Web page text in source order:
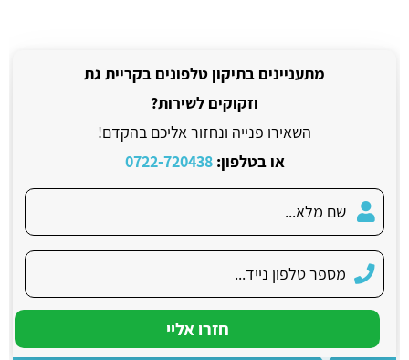
מתעניינים בתיקון טלפונים בקריית גת
וזקוקים לשירות?
השאירו פנייה ונחזור אליכם בהקדם!
או בטלפון:0722-720438